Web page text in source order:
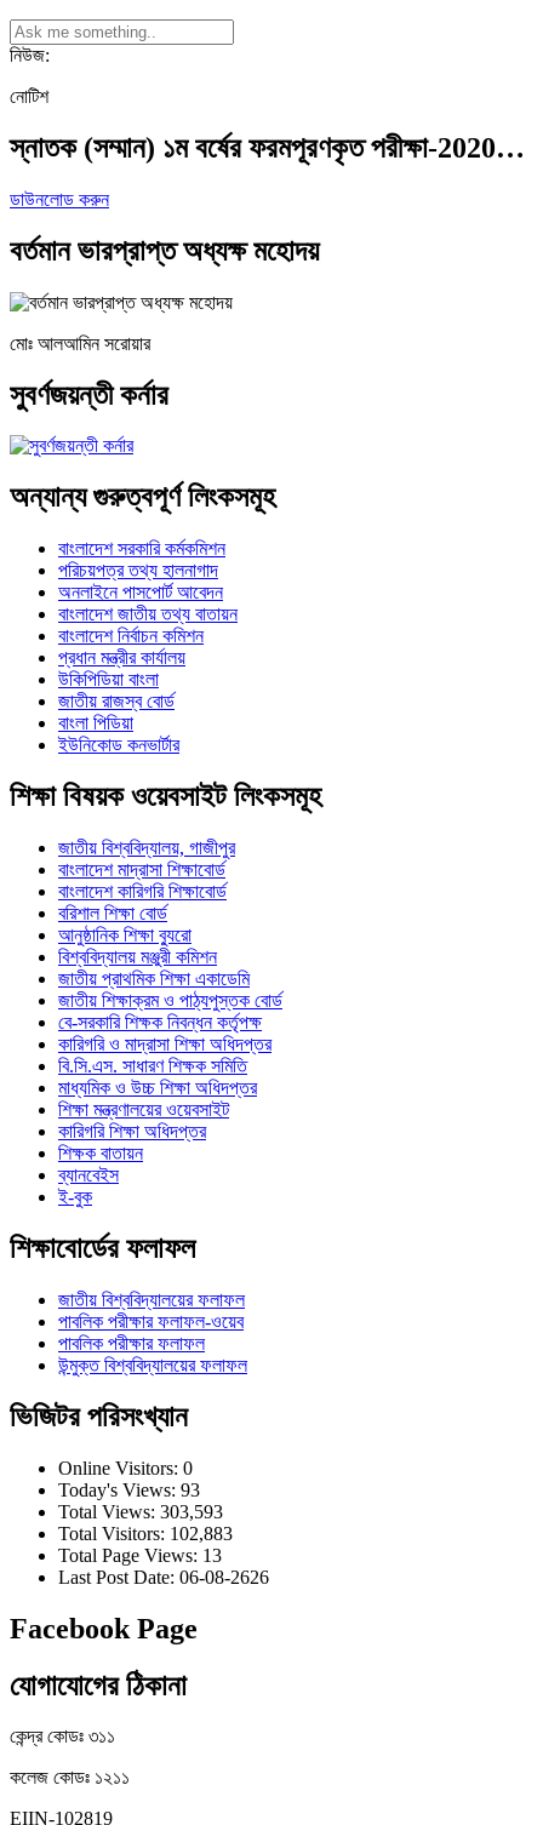
নিউজ:
নোটিশ
স্নাতক (সম্মান) ১ম বর্ষের ফরমপূরণকৃত পরীক্ষা-2020…
ডাউনলোড করুন
বর্তমান ভারপ্রাপ্ত অধ্যক্ষ মহোদয়
মোঃ আলআমিন সরোয়ার
সুবর্ণজয়ন্তী কর্নার
অন্যান্য গুরুত্বপূর্ণ লিংকসমূহ
বাংলাদেশ সরকারি কর্মকমিশন
পরিচয়পত্র তথ্য হালনাগাদ
অনলাইনে পাসপোর্ট আবেদন
বাংলাদেশ জাতীয় তথ্য বাতায়ন
বাংলাদেশ নির্বাচন কমিশন
প্রধান মন্ত্রীর কার্যালয়
উকিপিডিয়া বাংলা
জাতীয় রাজস্ব বোর্ড
বাংলা পিডিয়া
ইউনিকোড কনভার্টার
শিক্ষা বিষয়ক ওয়েবসাইট লিংকসমূহ
জাতীয় বিশ্ববিদ্যালয়, গাজীপুর
বাংলাদেশ মাদ্রাসা শিক্ষাবোর্ড
বাংলাদেশ কারিগরি শিক্ষাবোর্ড
বরিশাল শিক্ষা বোর্ড
আনুষ্ঠানিক শিক্ষা ব্যুরো
বিশ্ববিদ্যালয় মঞ্জুরী কমিশন
জাতীয় প্রাথমিক শিক্ষা একাডেমি
জাতীয় শিক্ষাক্রম ও পাঠ্যপুস্তক বোর্ড
বে-সরকারি শিক্ষক নিবন্ধন কর্তৃপক্ষ
কারিগরি ও মাদ্রাসা শিক্ষা অধিদপ্তর
বি.সি.এস. সাধারণ শিক্ষক সমিতি
মাধ্যমিক ও উচ্চ শিক্ষা অধিদপ্তর
শিক্ষা মন্ত্রণালয়ের ওয়েবসাইট
কারিগরি শিক্ষা অধিদপ্তর
শিক্ষক বাতায়ন
ব্যানবেইস
ই-বুক
শিক্ষাবোর্ডের ফলাফল
জাতীয় বিশ্ববিদ্যালয়ের ফলাফল
পাবলিক পরীক্ষার ফলাফল-ওয়েব
পাবলিক পরীক্ষার ফলাফল
উন্মুক্ত বিশ্ববিদ্যালয়ের ফলাফল
ভিজিটর পরিসংখ্যান
Online Visitors: 0
Today's Views: 93
Total Views: 303,593
Total Visitors: 102,883
Total Page Views: 13
Last Post Date: 06-08-2626
Facebook Page
যোগাযোগের ঠিকানা
কেন্দ্র কোডঃ ৩১১
কলেজ কোডঃ ১২১১
EIIN-102819